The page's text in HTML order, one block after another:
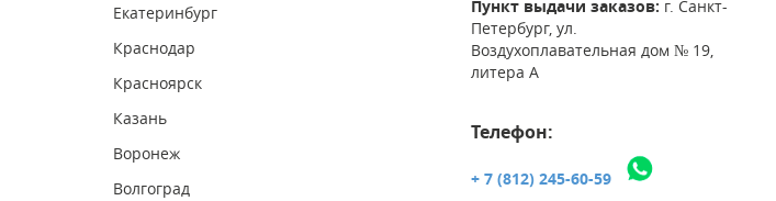
Екатеринбург
Краснодар
Красноярск
Казань
Воронеж
Волгоград
Пункт выдачи заказов: г. Санкт-
Петербург, ул.
Воздухоплавательная дом № 19,
литера А
Телефон:
+ 7 (812) 245-60-59